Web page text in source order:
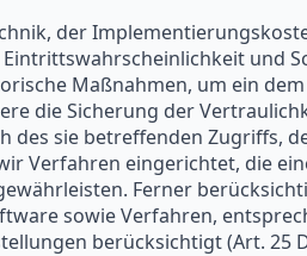
der
und
Maßnahmen, um ein dem
die Sicherung der
des sie betreffenden Zugriffs,
Verfahren eingerichtet, die
Ferner
sowie Verfahren,
berücksichtigt (Art. 25